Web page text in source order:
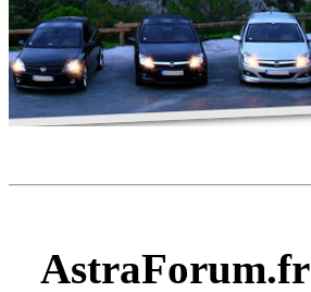
AstraForum.fr